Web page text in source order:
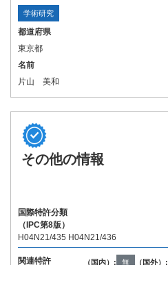
学術研究
都道府県
東京都
名前
片山 美和
その他の情報
国際特許分類
（IPC第8版）
H04N21/435 H04N21/436
関連特許 （国内）: 無 （国外）: